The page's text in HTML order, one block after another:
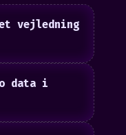
vejledning
data i